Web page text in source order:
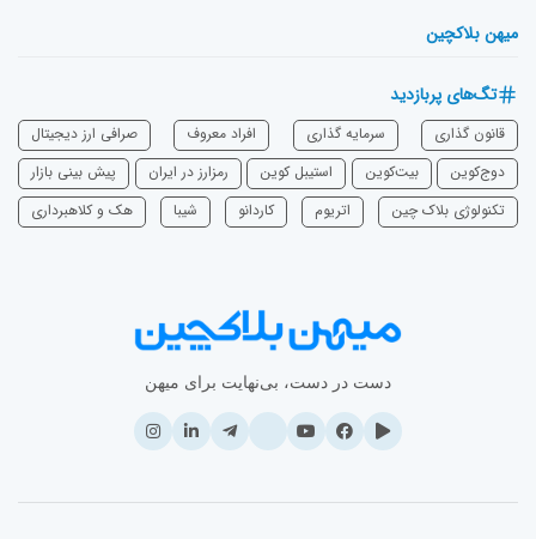
میهن بلاکچین
تگ‌های پربازدید
قانون گذاری سرمایه‌ گذاری افراد معروف
صرافی ارز دیجیتال
دوج‌کوین
بیت‌کوین استیبل کوین رمزارز در ایران
پیش بینی بازار
تکنولوژی بلاک چین
اتریوم ‌کاردانو شیبا هک و کلاهبرداری
دست در دست، بی‌نهایت برای میهن